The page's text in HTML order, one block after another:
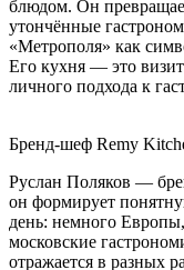
блюдом. Он
утончённые
«Метрополя» как
Его кухня — это
личного подхода к
Бренд-шеф Remy
Руслан Поляков —
он формирует
день: немного
московские
отражается в разных